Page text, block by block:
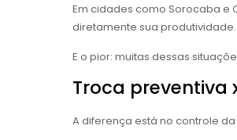
Em cidades como Sorocaba e
diretamente sua produtividade.
E o pior: muitas dessas
Troca preventiva
A diferença está no controle